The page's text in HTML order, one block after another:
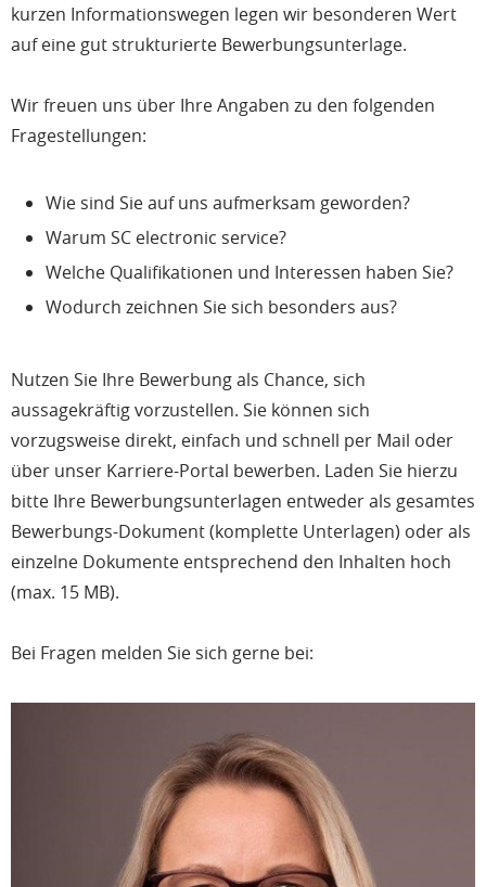
kurzen Informationswegen legen wir besonderen Wert
auf eine gut strukturierte Bewerbungsunterlage.
Wir freuen uns über Ihre Angaben zu den folgenden
Fragestellungen:
Wie sind Sie auf uns aufmerksam geworden?
Warum SC electronic service?
Welche Qualifikationen und Interessen haben Sie?
Wodurch zeichnen Sie sich besonders aus?
Nutzen Sie Ihre Bewerbung als Chance, sich
aussagekräftig vorzustellen. Sie können sich
vorzugsweise direkt, einfach und schnell per Mail oder
über unser Karriere-Portal bewerben. Laden Sie hierzu
bitte Ihre Bewerbungsunterlagen entweder als gesamtes
Bewerbungs-Dokument (komplette Unterlagen) oder als
einzelne Dokumente entsprechend den Inhalten hoch
(max. 15 MB).
Bei Fragen melden Sie sich gerne bei: